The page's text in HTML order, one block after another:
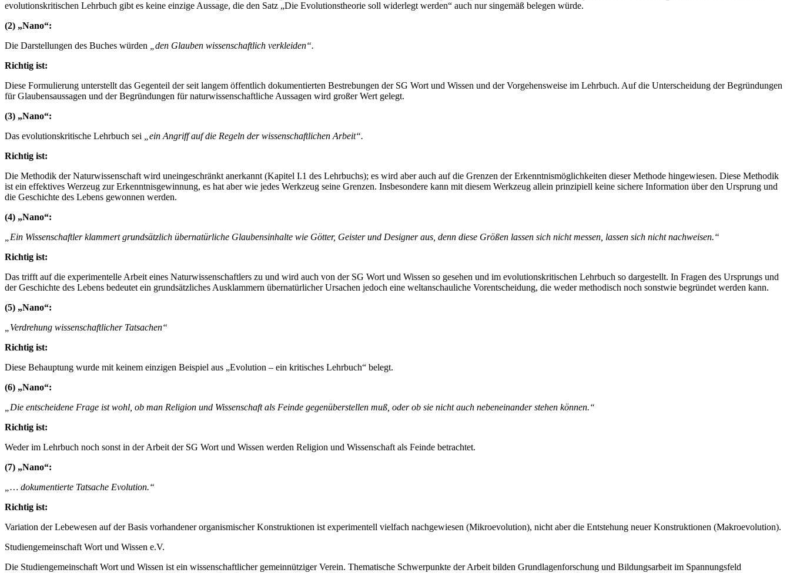
evolutionskritischen Lehrbuch gibt es keine einzige Aussage, die den Satz „Die Evolutionstheorie soll widerlegt werden“ auch nur singemäß belegen würde.
(2) „Nano“:
Die Darstellungen des Buches würden
„den Glauben wissenschaftlich verkleiden“.
Richtig ist:
Diese Formulierung unterstellt das Gegenteil der seit langem öffentlich dokumentierten Bestrebungen der SG Wort und Wissen und der Vorgehensweise im Lehrbuch. Auf die Unterscheidung der Begründungen
für Glaubensaussagen und der Begründungen für naturwissenschaftliche Aussagen wird großer Wert gelegt.
(3) „Nano“:
Das evolutionskritische Lehrbuch sei
„ein Angriff auf die Regeln der wissenschaftlichen Arbeit“.
Richtig ist:
Die Methodik der Naturwissenschaft wird uneingeschränkt anerkannt (Kapitel I.1 des Lehrbuchs); es wird aber auch auf die Grenzen der Erkenntnismöglichkeiten dieser Methode hingewiesen. Diese Methodik
ist ein effektives Werzeug zur Erkenntnisgewinnung, es hat aber wie jedes Werkzeug seine Grenzen. Insbesondere kann mit diesem Werkzeug allein prinzipiell keine sichere Information über den Ursprung und
die Geschichte des Lebens gewonnen werden.
(4) „Nano“:
„Ein Wissenschaftler klammert grundsätzlich übernatürliche Glaubensinhalte wie Götter, Geister und Designer aus, denn diese Größen lassen sich nicht messen, lassen sich nicht nachweisen.“
Richtig ist:
Das trifft auf die experimentelle Arbeit eines Naturwissenschaftlers zu und wird auch von der SG Wort und Wissen so gesehen und im evolutionskritischen Lehrbuch so dargestellt. In Fragen des Ursprungs und
der Geschichte des Lebens bedeutet ein grundsätzliches Ausklammern übernatürlicher Ursachen jedoch eine weltanschauliche Vorentscheidung, die weder methodisch noch sonstwie begründet werden kann.
(5) „Nano“:
„Verdrehung wissenschaftlicher Tatsachen“
Richtig ist:
Diese Behauptung wurde mit keinem einzigen Beispiel aus „Evolution – ein kritisches Lehrbuch“ belegt.
(6) „Nano“:
„Die entscheidene Frage ist wohl, ob man Religion und Wissenschaft als Feinde gegenüberstellen muß, oder ob sie nicht auch nebeneinander stehen können.“
Richtig ist:
Weder im Lehrbuch noch sonst in der Arbeit der SG Wort und Wissen werden Religion und Wissenschaft als Feinde betrachtet.
(7) „Nano“:
„… dokumentierte Tatsache Evolution.“
Richtig ist:
Variation der Lebewesen auf der Basis vorhandener organismischer Konstruktionen ist experimentell vielfach nachgewiesen (Mikroevolution), nicht aber die Entstehung neuer Konstruktionen (Makroevolution).
Studiengemeinschaft Wort und Wissen e.V.
Die Studiengemeinschaft Wort und Wissen ist ein wissenschaftlicher gemeinnütziger Verein. Thematische Schwerpunkte der Arbeit bilden Grundlagenforschung und Bildungsarbeit im Spannungsfeld